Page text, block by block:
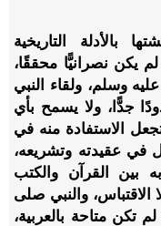
بالأدلة التاريخية
يكن نصرانيًّا محققًا،
وسلم، ولقاء النبي
جدًّا، ولا يسمح بأي
الاستفادة منه في
في عقيدته وتشريعه،
بين القرآن والكتب
الاقتباس، والنبي صلى
تكن متاحة بالعربية،